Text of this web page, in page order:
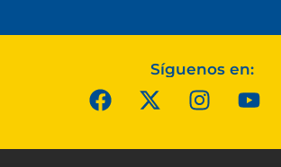
Síguenos en: